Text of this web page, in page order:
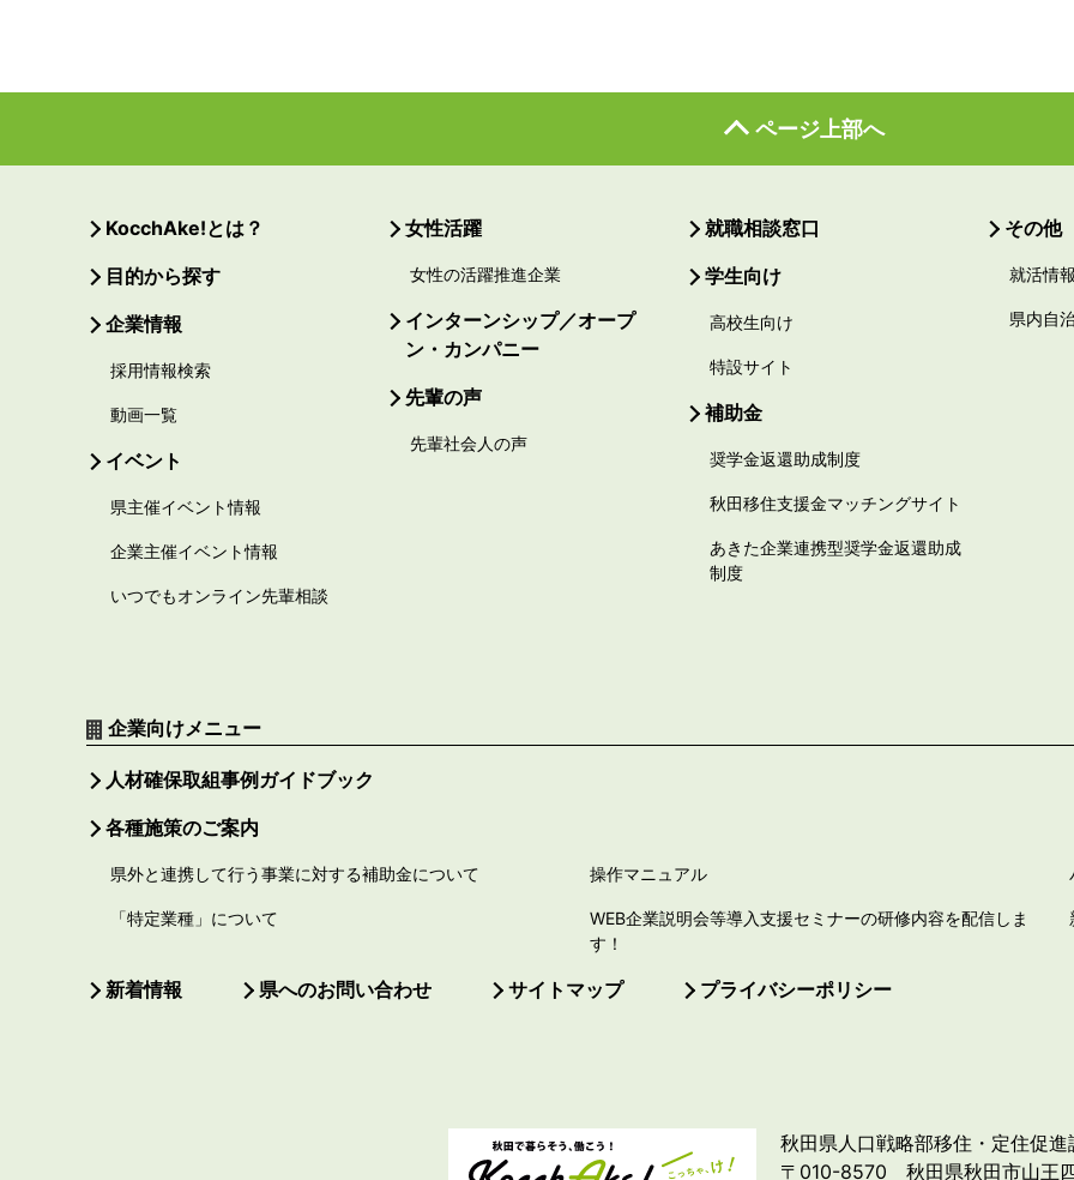
ページ上部へ
KocchAke!とは？
目的から探す
企業情報
採用情報検索
動画一覧
イベント
県主催イベント情報
企業主催イベント情報
いつでもオンライン先輩相談
女性活躍
女性の活躍推進企業
インターンシップ／オープ
ン・カンパニー
先輩の声
先輩社会人の声
就職相談窓口
学生向け
高校生向け
特設サイト
補助金
奨学金返還助成制度
秋田移住支援金マッチングサイト
あきた企業連携型奨学金返還助成
制度
その他
就活情
県内自
企業向けメニュー
人材確保取組事例ガイドブック
各種施策のご案内
県外と連携して行う事業に対する補助金について 操作マニュアル
「特定業種」について
WEB企業説明会等導入支援セミナーの研修内容を配信しま
す！
新着情報 県へのお問い合わせ サイトマップ プライバシーポリシー
秋田県人口戦略部移住・定住促進
〒010-8570 秋田県秋田市山王